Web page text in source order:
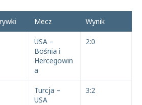
Mecz Wynik
USA –
Bośnia i
Hercegowin
a
2:0
Turcja –
USA
3:2